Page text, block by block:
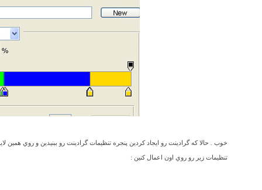
خوب . حالا که گرادينت رو ايجاد کردين پنجره تنظيمات گرادينت رو ببنيدين و روي همين
تنظيمات زير رو روي اون اعمال کنين :